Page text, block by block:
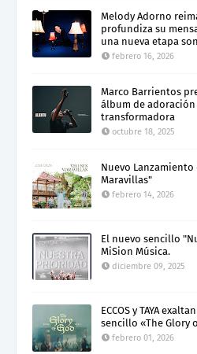
Melody Adorno
profundiza su
una nueva etapa
febrero 16, 2026
Marco Barrientos
álbum de
transformadora
octubre 18, 2025
Nuevo Lanzamiento
Maravillas"
febrero 14, 2026
El nuevo sencillo
MiSion Música.
diciembre 09, 2025
ECCOS y TAYA
sencillo «The Glory
febrero 01, 2026